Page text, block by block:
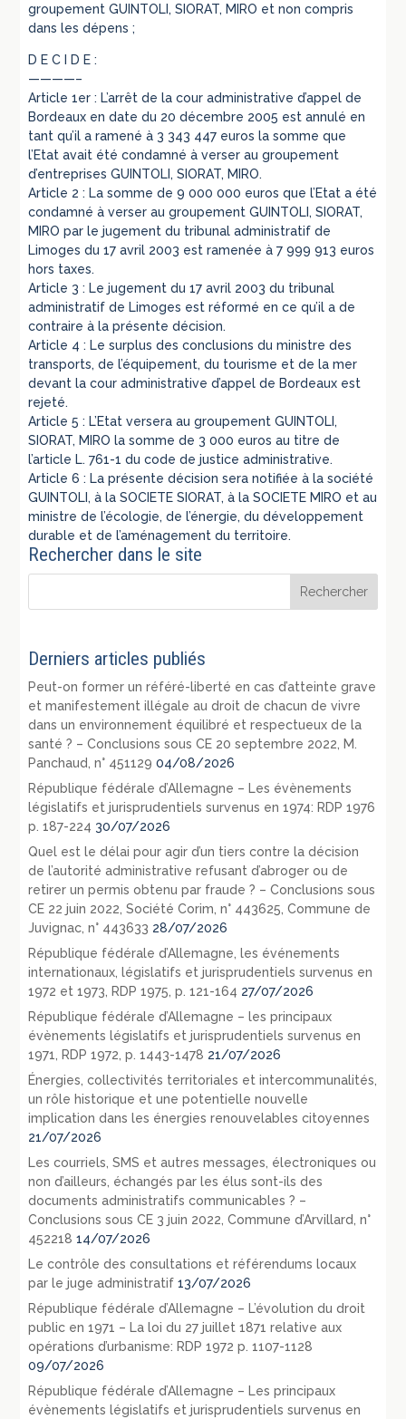
groupement GUINTOLI, SIORAT, MIRO et non compris
dans les dépens ;
D E C I D E :
————–
Article 1er : L’arrêt de la cour administrative d’appel de
Bordeaux en date du 20 décembre 2005 est annulé en
tant qu’il a ramené à 3 343 447 euros la somme que
l’Etat avait été condamné à verser au groupement
d’entreprises GUINTOLI, SIORAT, MIRO.
Article 2 : La somme de 9 000 000 euros que l’Etat a été
condamné à verser au groupement GUINTOLI, SIORAT,
MIRO par le jugement du tribunal administratif de
Limoges du 17 avril 2003 est ramenée à 7 999 913 euros
hors taxes.
Article 3 : Le jugement du 17 avril 2003 du tribunal
administratif de Limoges est réformé en ce qu’il a de
contraire à la présente décision.
Article 4 : Le surplus des conclusions du ministre des
transports, de l’équipement, du tourisme et de la mer
devant la cour administrative d’appel de Bordeaux est
rejeté.
Article 5 : L’Etat versera au groupement GUINTOLI,
SIORAT, MIRO la somme de 3 000 euros au titre de
l’article L. 761-1 du code de justice administrative.
Article 6 : La présente décision sera notifiée à la société
GUINTOLI, à la SOCIETE SIORAT, à la SOCIETE MIRO et au
ministre de l’écologie, de l’énergie, du développement
durable et de l’aménagement du territoire.
Rechercher dans le site
Derniers articles publiés
Peut-on former un référé-liberté en cas d’atteinte grave
et manifestement illégale au droit de chacun de vivre
dans un environnement équilibré et respectueux de la
santé ? – Conclusions sous CE 20 septembre 2022, M.
Panchaud, n° 451129 04/08/2026
République fédérale d’Allemagne – Les évènements
législatifs et jurisprudentiels survenus en 1974: RDP 1976
p. 187-224 30/07/2026
Quel est le délai pour agir d’un tiers contre la décision
de l’autorité administrative refusant d’abroger ou de
retirer un permis obtenu par fraude ? – Conclusions sous
CE 22 juin 2022, Société Corim, n° 443625, Commune de
Juvignac, n° 443633 28/07/2026
République fédérale d’Allemagne, les événements
internationaux, législatifs et jurisprudentiels survenus en
1972 et 1973, RDP 1975, p. 121-164 27/07/2026
République fédérale d’Allemagne – les principaux
évènements législatifs et jurisprudentiels survenus en
1971, RDP 1972, p. 1443-1478 21/07/2026
Énergies, collectivités territoriales et intercommunalités,
un rôle historique et une potentielle nouvelle
implication dans les énergies renouvelables citoyennes
21/07/2026
Les courriels, SMS et autres messages, électroniques ou
non d’ailleurs, échangés par les élus sont-ils des
documents administratifs communicables ? –
Conclusions sous CE 3 juin 2022, Commune d’Arvillard, n°
452218 14/07/2026
Le contrôle des consultations et référendums locaux
par le juge administratif 13/07/2026
République fédérale d’Allemagne – L’évolution du droit
public en 1971 – La loi du 27 juillet 1871 relative aux
opérations d’urbanisme: RDP 1972 p. 1107-1128
09/07/2026
République fédérale d’Allemagne – Les principaux
évènements législatifs et jurisprudentiels survenus en